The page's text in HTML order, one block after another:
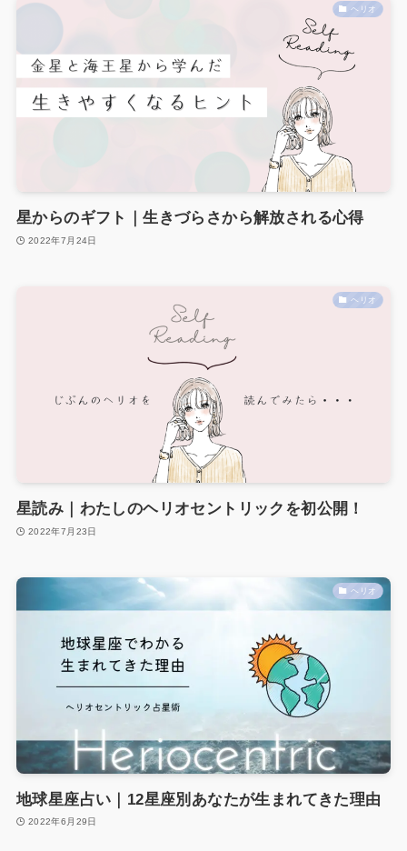
ヘリオ
星からのギフト｜生きづらさから解放される心得
2022年7月24日
ヘリオ
星読み｜わたしのヘリオセントリックを初公開！
2022年7月23日
ヘリオ
地球星座占い｜12星座別あなたが生まれてきた理由
2022年6月29日